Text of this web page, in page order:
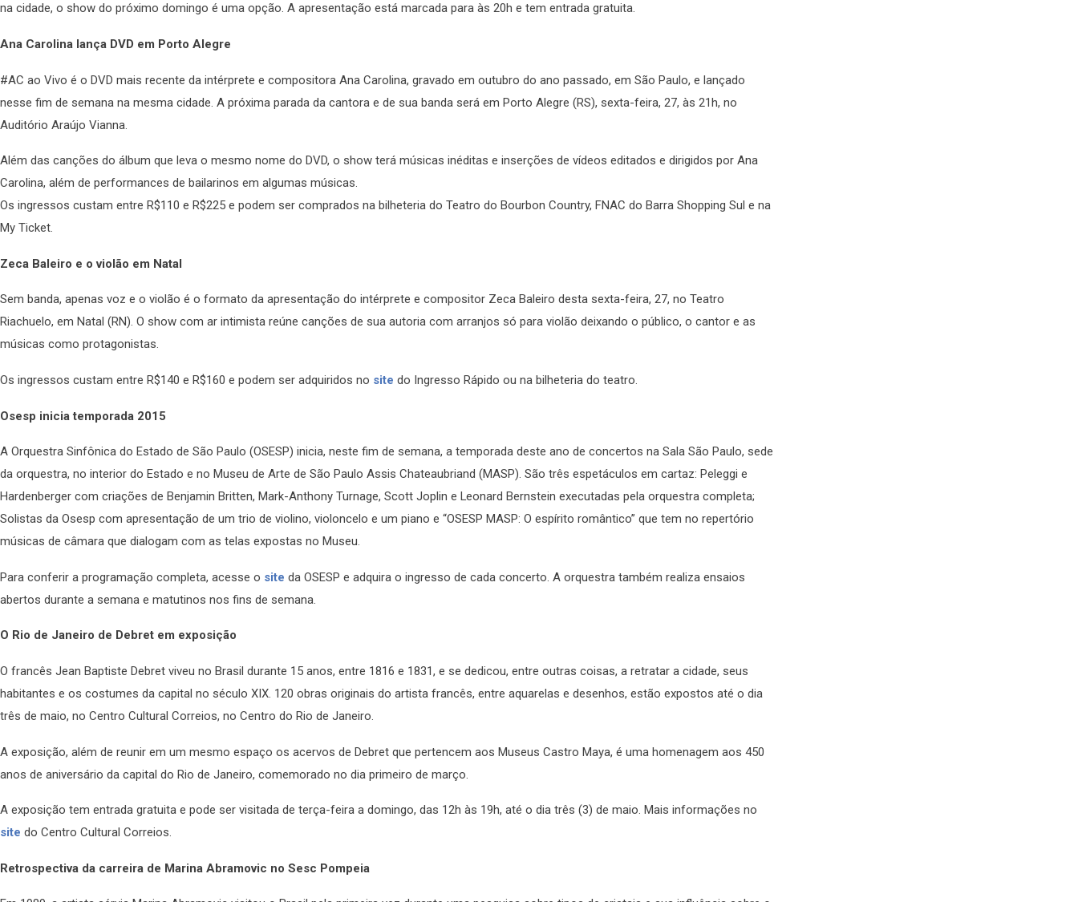
na cidade, o show do próximo domingo é uma opção. A apresentação está marcada para às 20h e tem entrada gratuita.
Ana Carolina lança DVD em Porto Alegre
#AC ao Vivo é o DVD mais recente da intérprete e compositora Ana Carolina, gravado em outubro do ano passado, em São Paulo, e lançado
nesse fim de semana na mesma cidade. A próxima parada da cantora e de sua banda será em Porto Alegre (RS), sexta-feira, 27, às 21h, no
Auditório Araújo Vianna.
Além das canções do álbum que leva o mesmo nome do DVD, o show terá músicas inéditas e inserções de vídeos editados e dirigidos por Ana
Carolina, além de performances de bailarinos em algumas músicas.
Os ingressos custam entre R$110 e R$225 e podem ser comprados na bilheteria do Teatro do Bourbon Country, FNAC do Barra Shopping Sul e na
My Ticket.
Zeca Baleiro e o violão em Natal
Sem banda, apenas voz e o violão é o formato da apresentação do intérprete e compositor Zeca Baleiro desta sexta-feira, 27, no Teatro
Riachuelo, em Natal (RN). O show com ar intimista reúne canções de sua autoria com arranjos só para violão deixando o público, o cantor e as
músicas como protagonistas.
Os ingressos custam entre R$140 e R$160 e podem ser adquiridos no site do Ingresso Rápido ou na bilheteria do teatro.
Osesp inicia temporada 2015
A Orquestra Sinfônica do Estado de São Paulo (OSESP) inicia, neste fim de semana, a temporada deste ano de concertos na Sala São Paulo, sede
da orquestra, no interior do Estado e no Museu de Arte de São Paulo Assis Chateaubriand (MASP). São três espetáculos em cartaz: Peleggi e
Hardenberger com criações de Benjamin Britten, Mark-Anthony Turnage, Scott Joplin e Leonard Bernstein executadas pela orquestra completa;
Solistas da Osesp com apresentação de um trio de violino, violoncelo e um piano e “OSESP MASP: O espírito romântico” que tem no repertório
músicas de câmara que dialogam com as telas expostas no Museu.
Para conferir a programação completa, acesse o site da OSESP e adquira o ingresso de cada concerto. A orquestra também realiza ensaios
abertos durante a semana e matutinos nos fins de semana.
O Rio de Janeiro de Debret em exposição
O francês Jean Baptiste Debret viveu no Brasil durante 15 anos, entre 1816 e 1831, e se dedicou, entre outras coisas, a retratar a cidade, seus
habitantes e os costumes da capital no século XIX. 120 obras originais do artista francês, entre aquarelas e desenhos, estão expostos até o dia
três de maio, no Centro Cultural Correios, no Centro do Rio de Janeiro.
A exposição, além de reunir em um mesmo espaço os acervos de Debret que pertencem aos Museus Castro Maya, é uma homenagem aos 450
anos de aniversário da capital do Rio de Janeiro, comemorado no dia primeiro de março.
A exposição tem entrada gratuita e pode ser visitada de terça-feira a domingo, das 12h às 19h, até o dia três (3) de maio. Mais informações no
site do Centro Cultural Correios.
Retrospectiva da carreira de Marina Abramovic no Sesc Pompeia